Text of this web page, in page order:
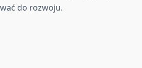
do rozwoju.